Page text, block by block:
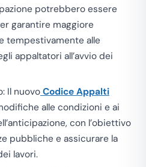
potrebbero essere
garantire maggiore
tempestivamente alle
appaltatori all’avvio dei
Il nuovo Codice Appalti
alle condizioni e ai
con l’obiettivo
pubbliche e assicurare la
lavori.